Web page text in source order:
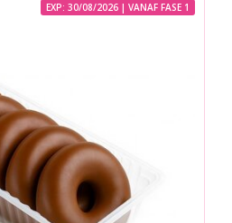
EXP: 30/08/2026 | VANAF FASE 1